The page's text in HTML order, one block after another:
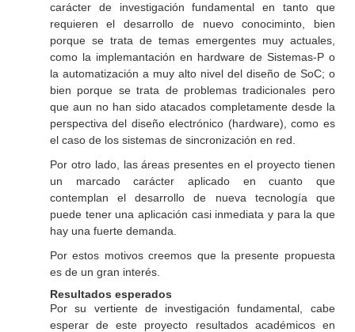
carácter de investigación fundamental en tanto que
requieren el desarrollo de nuevo conociminto, bien
porque se trata de temas emergentes muy actuales,
como la implemantación en hardware de Sistemas-P o
la automatización a muy alto nivel del diseño de SoC; o
bien porque se trata de problemas tradicionales pero
que aun no han sido atacados completamente desde la
perspectiva del diseño electrónico (hardware), como es
el caso de los sistemas de sincronización en red.
Por otro lado, las áreas presentes en el proyecto tienen
un marcado carácter aplicado en cuanto que
contemplan el desarrollo de nueva tecnología que
puede tener una aplicación casi inmediata y para la que
hay una fuerte demanda.
Por estos motivos creemos que la presente propuesta
es de un gran interés.
Resultados esperados
Por su vertiente de investigación fundamental, cabe
esperar de este proyecto resultados académicos en